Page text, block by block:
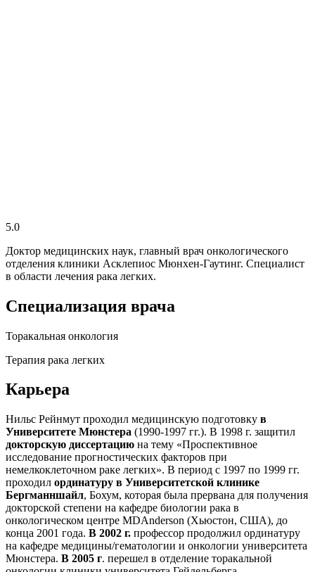
5.0
Доктор медицинских наук, главный врач онкологического
отделения клиники Асклепиос Мюнхен-Гаутинг. Специалист
в области лечения рака легких.
Специализация врача
Торакальная онкология
Терапия рака легких
Карьера
Нильс Рейнмут проходил медицинскую подготовку в
Университете Мюнстера (1990-1997 гг.). В 1998 г. защитил
докторскую диссертацию на тему «Проспективное
исследование прогностических факторов при
немелкоклеточном раке легких». В период с 1997 по 1999 гг.
проходил ординатуру в Университетской клинике
Бергманншайл, Бохум, которая была прервана для получения
докторской степени на кафедре биологии рака в
онкологическом центре MDAnderson (Хьюстон, США), до
конца 2001 года. В 2002 г. профессор продолжил ординатуру
на кафедре медицины/гематологии и онкологии университета
Мюнстера. В 2005 г. перешел в отделение торакальной